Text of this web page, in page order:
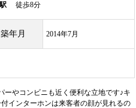
徒歩8分
築年月 2014年7月
やコンビニも近く便利な立地です♪キ
インターホンは来客者の顔が見れるの